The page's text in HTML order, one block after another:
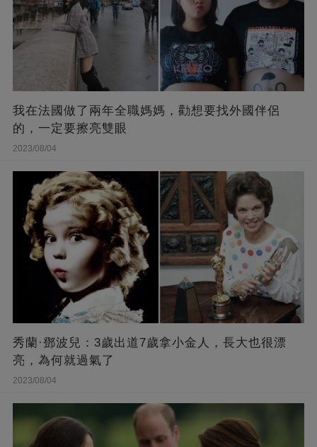
我在法國做了兩年全職媽媽，勸想要找外國伴侶
的，一定要擦亮雙眼
2023/08/04
秀蘭·鄧波兒：3歲出道7歲拿小金人，長大也很漂
亮，為何就過氣了
2023/08/04